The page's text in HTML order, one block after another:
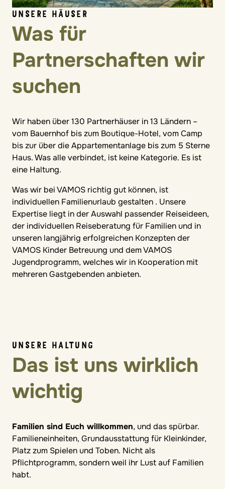
UNSERE HÄUSER
Was für
Partnerschaften wir
suchen
Wir haben über 130 Partnerhäuser in 13 Ländern –
vom Bauernhof bis zum Boutique-Hotel, vom Camp
bis zur über die Appartementanlage bis zum 5 Sterne
Haus. Was alle verbindet, ist keine Kategorie. Es ist
eine Haltung.
Was wir bei VAMOS richtig gut können, ist
individuellen Familienurlaub gestalten . Unsere
Expertise liegt in der Auswahl passender Reiseideen,
der individuellen Reiseberatung für Familien und in
unseren langjährig erfolgreichen Konzepten der
VAMOS Kinder Betreuung und dem VAMOS
Jugendprogramm, welches wir in Kooperation mit
mehreren Gastgebenden anbieten.
UNSERE HALTUNG
Das ist uns wirklich
wichtig
Familien sind Euch willkommen, und das spürbar.
Familieneinheiten, Grundausstattung für Kleinkinder,
Platz zum Spielen und Toben. Nicht als
Pflichtprogramm, sondern weil ihr Lust auf Familien
habt.